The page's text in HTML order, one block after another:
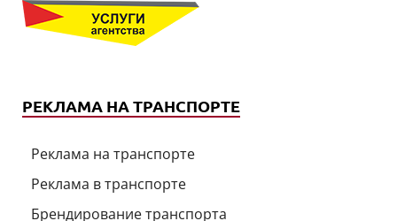
РЕКЛАМА НА ТРАНСПОРТЕ
Реклама на транспорте
Реклама в транспорте
Брендирование транспорта